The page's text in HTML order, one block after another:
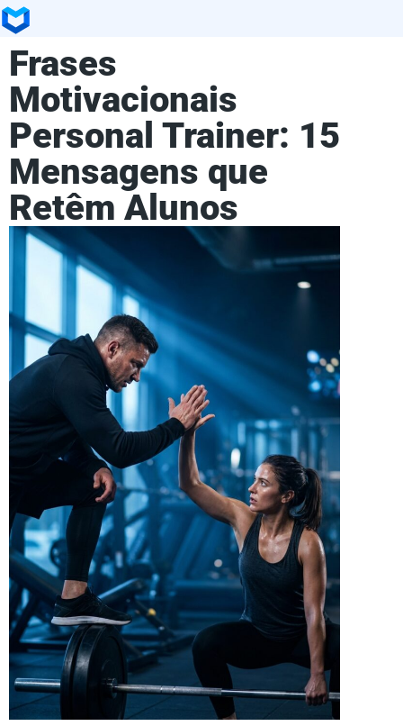
Frases
Motivacionais
Personal Trainer: 15
Mensagens que
Retêm Alunos